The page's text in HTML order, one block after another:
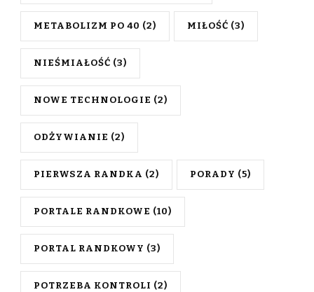
METABOLIZM PO 40 (2) MIŁOŚĆ (3)
NIEŚMIAŁOŚĆ (3)
NOWE TECHNOLOGIE (2)
ODŻYWIANIE (2)
PIERWSZA RANDKA (2) PORADY (5)
PORTALE RANDKOWE (10)
PORTAL RANDKOWY (3)
POTRZEBA KONTROLI (2)